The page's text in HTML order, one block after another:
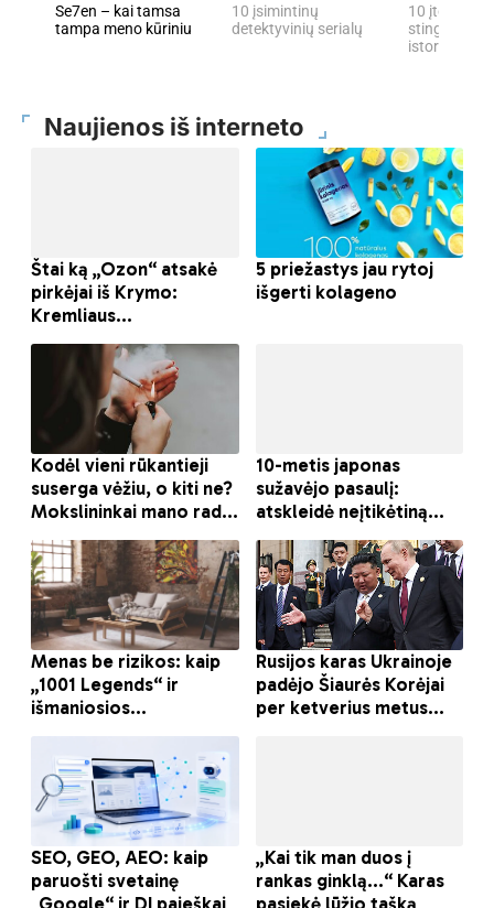
Se7en – kai tamsa
tampa meno kūriniu
10 įsimintinų
detektyvinių serialų
10 įtemptų,
stingdančių
istorijų
Naujienos iš interneto